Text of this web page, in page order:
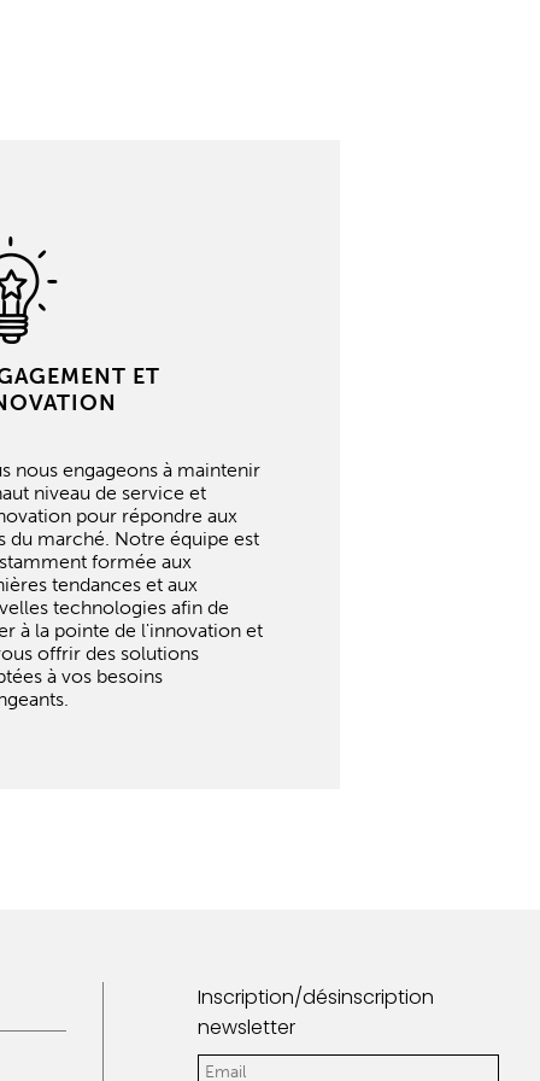
ET
nous engageons à maintenir
niveau de service et
pour répondre aux
du marché. Notre équipe est
formée aux
tendances et aux
technologies afin de
à la pointe de l'innovation et
offrir des solutions
à vos besoins
Inscription/désinscription
newsletter